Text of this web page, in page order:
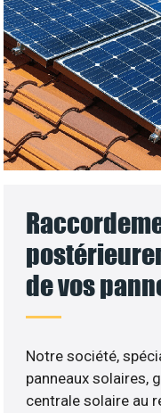
de vos
Notre société,
panneaux solaires,
centrale solaire au